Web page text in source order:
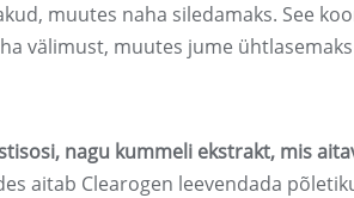
muutes naha siledamaks. See
välimust, muutes jume
nagu kummeli ekstrakt, mis
aitab Clearogen leevendada